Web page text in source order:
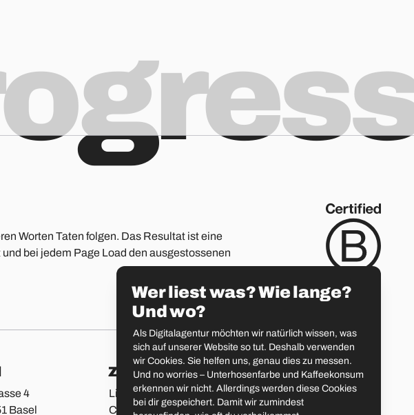
Worten Taten folgen. Das Resultat ist eine
bei jedem Page Load den ausgestossenen
4
Basel
Zürich
Limmatstrasse 183
CH-8005 Zürich
St. Gallen
Vadianstrasse 25A
CH-9000 St. Gallen
Wer liest was? Wie lange?
Und wo?
Als Digitalagentur möchten wir natürlich wissen, was
sich auf unserer Website so tut. Deshalb verwenden
wir Cookies. Sie helfen uns, genau dies zu messen.
Und no worries – Unterhosenfarbe und Kaffeekonsum
erkennen wir nicht. Allerdings werden diese Cookies
bei dir gespeichert. Damit wir zumindest